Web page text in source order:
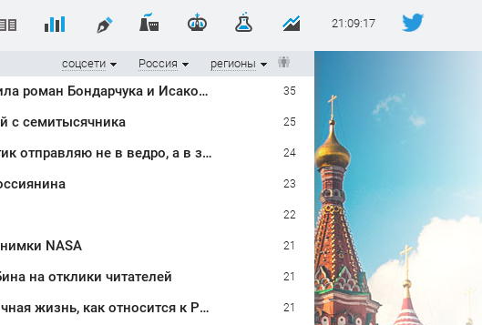
21:09:18
регионы
Россия
соцсети
35
«Они в гости вдвоем ходят»: известная журналистка подтвердила роман Бондарчука и Исаковой
25
с семитысячника
24
Не мусор, а тихий помощник огородника: спитой чайный пакетик отправляю не в ведро, а в землю — работает сразу в двух направлениях
23
22
21
NASA
21
на отклики читателей
21
Марин Ле Пен, кандидат в президенты Франции: биография, личная жизнь, как относится к России и Украине, прогноз на выборы президента Франции 2027, последние новости